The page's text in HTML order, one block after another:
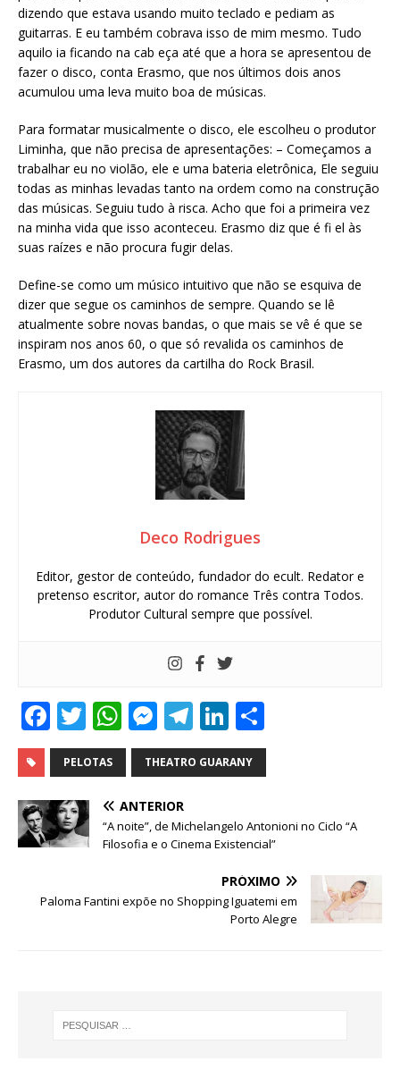
dizendo que estava usando muito teclado e pediam as
guitarras. E eu também cobrava isso de mim mesmo. Tudo
aquilo ia ficando na cab eça até que a hora se apresentou de
fazer o disco, conta Erasmo, que nos últimos dois anos
acumulou uma leva muito boa de músicas.
Para formatar musicalmente o disco, ele escolheu o produtor
Liminha, que não precisa de apresentações: – Começamos a
trabalhar eu no violão, ele e uma bateria eletrônica, Ele seguiu
todas as minhas levadas tanto na ordem como na construção
das músicas. Seguiu tudo à risca. Acho que foi a primeira vez
na minha vida que isso aconteceu. Erasmo diz que é fi el às
suas raízes e não procura fugir delas.
Define-se como um músico intuitivo que não se esquiva de
dizer que segue os caminhos de sempre. Quando se lê
atualmente sobre novas bandas, o que mais se vê é que se
inspiram nos anos 60, o que só revalida os caminhos de
Erasmo, um dos autores da cartilha do Rock Brasil.
Deco Rodrigues
Editor, gestor de conteúdo, fundador do ecult. Redator e
pretenso escritor, autor do romance Três contra Todos.
Produtor Cultural sempre que possível.
F
a
c
e
b
o
o
k
T
w
it
te
r
W
h
at
s
A
p
M
e
ss
e
n
g
r
T
el
e
ra
m
Li
n
k
dI
n
h
ar
PELOTAS THEATRO GUARANY
ANTERIOR
“A noite”, de Michelangelo Antonioni no Ciclo “A
Filosofia e o Cinema Existencial”
PRÓXIMO
Paloma Fantini expõe no Shopping Iguatemi em
Porto Alegre